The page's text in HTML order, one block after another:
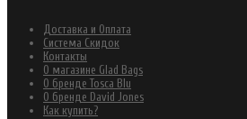
Доставка и Оплата
Система Скидок
Контакты
О магазине Glad Bags
О бренде Tosca Blu
О бренде David Jones
Как купить?